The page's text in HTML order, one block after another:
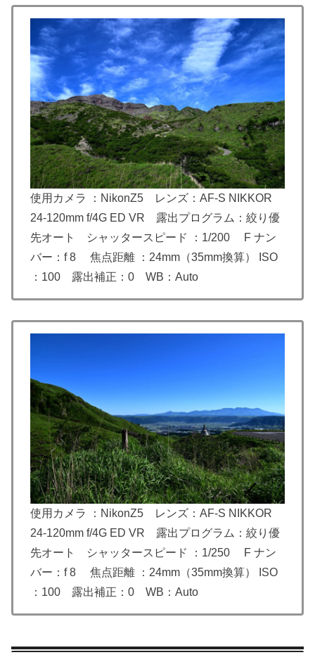
使用カメラ ：NikonZ5 レンズ： AF-S NIKKOR
24-120mm f/4G ED VR 露出プログラム：絞り優
先オート シャッタースピード ：1/200 F ナン
バー：f 8 焦点距離 ：24mm（35mm換算） ISO
：100 露出補正：0 WB：Auto
使用カメラ ：NikonZ5 レンズ： AF-S NIKKOR
24-120mm f/4G ED VR 露出プログラム：絞り優
先オート シャッタースピード ：1/250 F ナン
バー：f 8 焦点距離 ：24mm（35mm換算） ISO
：100 露出補正：0 WB：Auto